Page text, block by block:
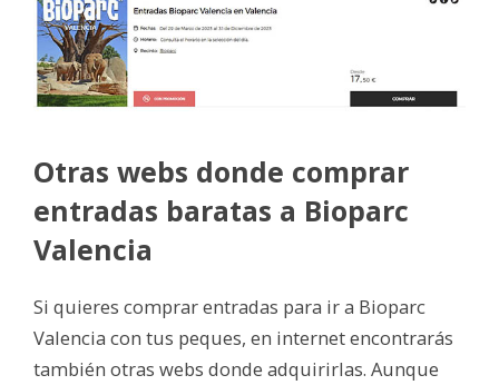
Otras webs donde comprar
entradas baratas a Bioparc
Valencia
Si quieres comprar entradas para ir a Bioparc
Valencia con tus peques, en internet encontrarás
también otras webs donde adquirirlas. Aunque